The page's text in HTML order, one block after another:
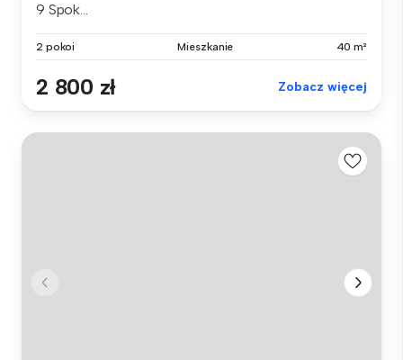
9 Spok...
2 pokoi Mieszkanie 40 m²
2 800 zł Zobacz więcej